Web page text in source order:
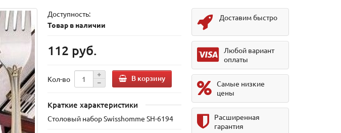
Доступность:
Товар в наличии
112 руб.
Кол-во В корзину
Краткие характеристики
Столовый набор Swisshomme SH-6194
Доставим быстро
Любой вариант
оплаты
Самые низкие
цены
Расширенная
гарантия